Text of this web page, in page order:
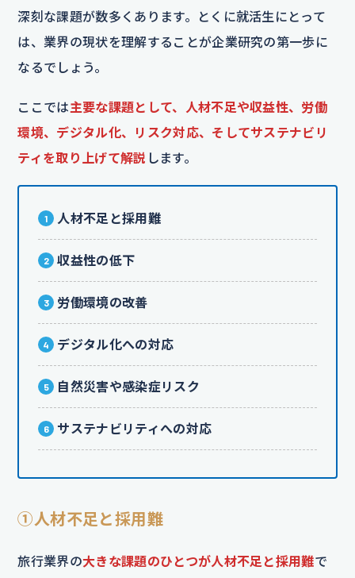
深刻な課題が数多くあります。とくに就活生にとって
は、業界の現状を理解することが企業研究の第一歩に
なるでしょう。
ここでは主要な課題として、人材不足や収益性、労働
環境、デジタル化、リスク対応、そしてサステナビリ
ティを取り上げて解説 します。
人材不足と採用難
収益性の低下
労働環境の改善
デジタル化への対応
自然災害や感染症リスク
サステナビリティへの対応
①人材不足と採用難
旅行業界の大きな課題のひとつが人材不足と採用難で